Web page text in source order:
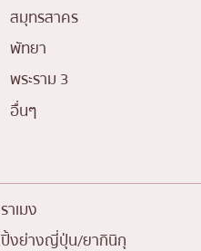
สมุทรสาคร
พัทยา
พระราม 3
อื่นๆ
ราเมง
ปิ้งย่างญี่ปุ่น/ยากินิกุ